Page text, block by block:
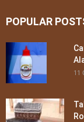
POPULAR
11